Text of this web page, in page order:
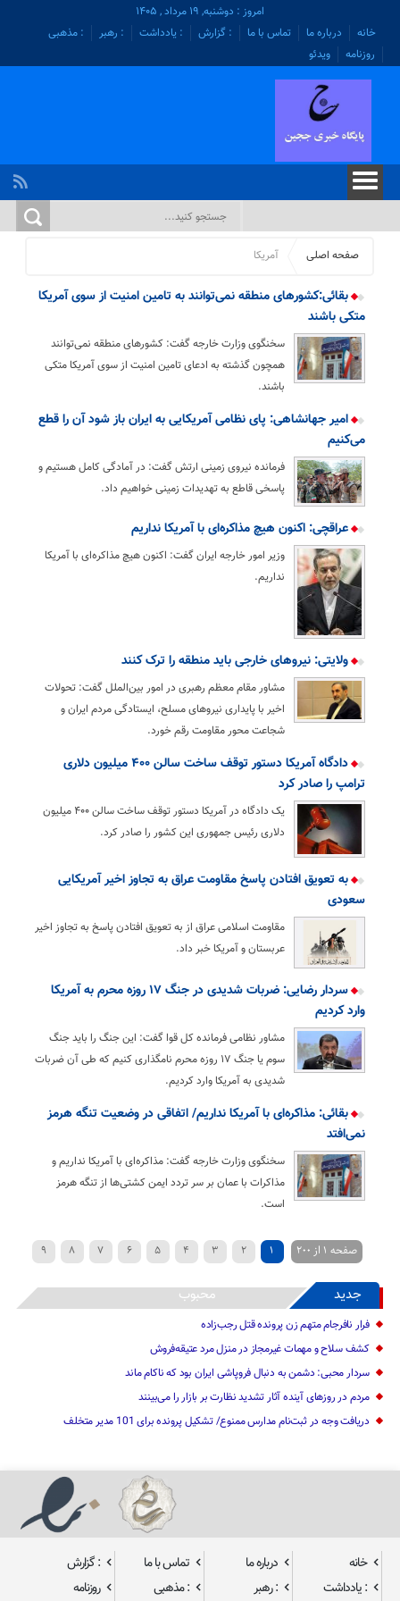
امروز : دوشنبه, ۱۹ مرداد , ۱۴۰۵
خانه
درباره ما تماس با ما : گزارش : یادداشت : رهبر
: مذهبی
روزنامه
ویدئو
صفحه اصلی آمریکا
بقائی:کشورهای منطقه نمی‌توانند به تامین امنیت از سوی آمریکا
متکی باشند
سخنگوی وزارت خارجه گفت: کشورهای منطقه نمی‌توانند
همچون گذشته به ادعای تامین امنیت از سوی آمریکا متکی
باشند.
امیر جهانشاهی: پای نظامی آمریکایی به ایران باز شود آن را قطع
می‌کنیم
فرمانده نیروی زمینی ارتش گفت: در آمادگی کامل هستیم و
پاسخی قاطع به تهدیدات زمینی خواهیم داد.
عراقچی: اکنون هیچ مذاکره‌ای با آمریکا نداریم
وزیر امور خارجه ایران گفت: اکنون هیچ مذاکره‌ای با آمریکا
نداریم.
ولایتی: نیرو‌های خارجی باید منطقه را ترک کنند
مشاور مقام معظم رهبری در امور بین‌الملل گفت: تحولات
اخیر با پایداری نیرو‌های مسلح، ایستادگی مردم ایران و
شجاعت محور مقاومت رقم خورد.
دادگاه آمریکا دستور توقف ساخت سالن ۴۰۰ میلیون دلاری
ترامپ را صادر کرد
یک دادگاه در آمریکا دستور توقف ساخت سالن ۴۰۰ میلیون
دلاری رئیس جمهوری این کشور را صادر کرد.
به تعویق افتادن پاسخ مقاومت عراق به تجاوز اخیر آمریکایی
سعودی
مقاومت اسلامی عراق از به تعویق افتادن پاسخ به تجاوز اخیر
عربستان و آمریکا خبر داد.
سردار رضایی: ضربات شدیدی در جنگ ۱۷ روزه محرم به آمریکا
وارد کردیم
مشاور نظامی فرمانده کل قوا گفت: این جنگ را باید جنگ
سوم یا جنگ ۱۷ روزه محرم نامگذاری کنیم که طی آن ضربات
شدیدی به آمریکا وارد کردیم.
بقائی: مذاکره‌ای با آمریکا نداریم/ اتفاقی در وضعیت تنگه هرمز
نمی‌افتد
سخنگوی وزارت خارجه گفت: مذاکره‌ای با آمریکا نداریم و
مذاکرات با عمان بر سر تردد ایمن کشتی‌ها از تنگه هرمز
است.
صفحه 1 از 200 1
2
3
4
5
6
7
8
9
10
›
20
30
40
...
» جدید محبوب
فرار نافرجام متهم زن پرونده قتل رجب‌زاده
کشف سلاح و مهمات غیرمجاز در منزل مرد عتیقه‌فروش
سردار محبی: دشمن به دنبال فروپاشی ایران بود که ناکام ماند
مردم در روزهای آینده آثار تشدید نظارت بر بازار را می‌بینند
دریافت وجه در ثبت‌نام مدارس ممنوع/ تشکیل پرونده برای 101 مدیر متخلف
خانه درباره ما تماس با ما
: گزارش
: یادداشت
: رهبر : مذهبی روزنامه